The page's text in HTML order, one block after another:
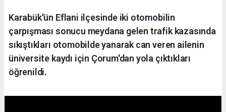
Karabük'ün Eflani ilçesinde iki otomobilin
çarpışması sonucu meydana gelen trafik kazasında
sıkıştıkları otomobilde yanarak can veren ailenin
üniversite kaydı için Çorum'dan yola çıktıkları
öğrenildi.